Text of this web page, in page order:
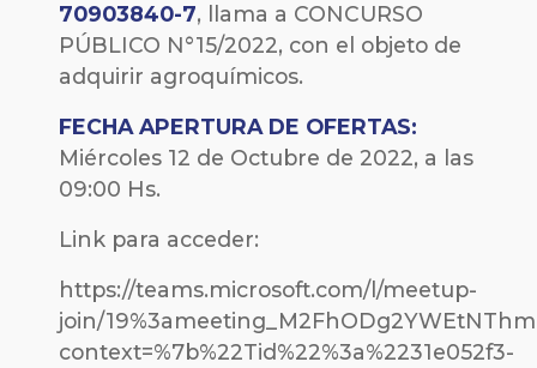
70903840-7, llama a CONCURSO
PÚBLICO N°15/2022, con el objeto de
adquirir agroquímicos.
FECHAAPERTURA DE OFERTAS:
Miércoles 12 de Octubre de 2022, a las
09:00 Hs.
Link para acceder:
https://teams.microsoft.com/l/meetup-
join/
context=%7b%22Tid%22%3a%2231e052f3-